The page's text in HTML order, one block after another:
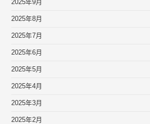
2025年9月
2025年8月
2025年7月
2025年6月
2025年5月
2025年4月
2025年3月
2025年2月